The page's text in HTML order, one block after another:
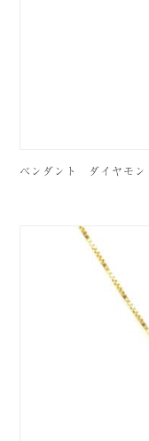
ペンダント ダイヤモ